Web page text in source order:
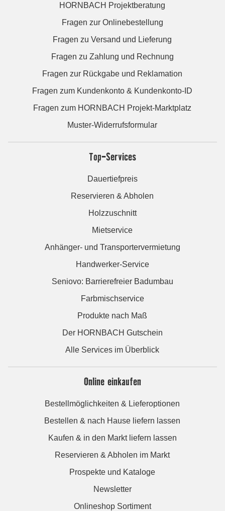
HORNBACH Projektberatung
Fragen zur Onlinebestellung
Fragen zu Versand und Lieferung
Fragen zu Zahlung und Rechnung
Fragen zur Rückgabe und Reklamation
Fragen zum Kundenkonto & Kundenkonto-ID
Fragen zum HORNBACH Projekt-Marktplatz
Muster-Widerrufsformular
Top-Services
Dauertiefpreis
Reservieren & Abholen
Holzzuschnitt
Mietservice
Anhänger- und Transportervermietung
Handwerker-Service
Seniovo: Barrierefreier Badumbau
Farbmischservice
Produkte nach Maß
Der HORNBACH Gutschein
Alle Services im Überblick
Online einkaufen
Bestellmöglichkeiten & Lieferoptionen
Bestellen & nach Hause liefern lassen
Kaufen & in den Markt liefern lassen
Reservieren & Abholen im Markt
Prospekte und Kataloge
Newsletter
Onlineshop Sortiment